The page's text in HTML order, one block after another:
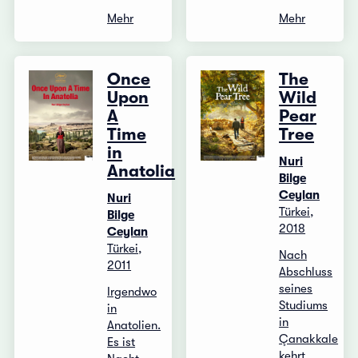
Mehr Mehr
Once
Upon
A
Time
in
Anatolia
Nuri
Bilge
Ceylan
Türkei,
2011
Irgendwo
in
Anatolien.
Es ist
The
Wild
Pear
Tree
Nuri
Bilge
Ceylan
Türkei,
2018
Nach
Abschluss
seines
Studiums
in
Çanakkale